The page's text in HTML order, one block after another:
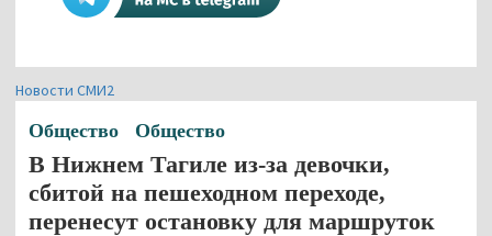
Новости СМИ2
Общество Общество
В Нижнем Тагиле из-за девочки,
сбитой на пешеходном переходе,
перенесут остановку для маршруток